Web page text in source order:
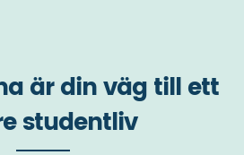
är din väg till ett
studentliv